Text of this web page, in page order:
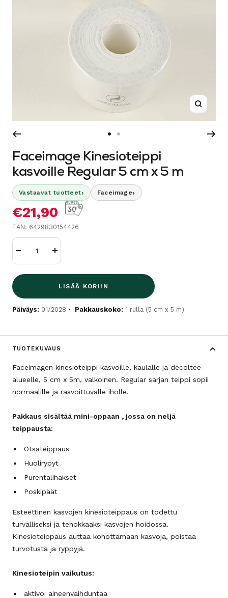
sivulle
sivulle
Faceimage Kinesioteippi
kasvoille Regular 5 cm x 5 m
Vastaavat tuotteet› Faceimage›
Alennushinta
€21,90
EAN: 6429830154426
LISÄÄ KORIIN
Päiväys: 01/2028 Pakkauskoko: 1 rulla (5 cm x 5 m)
TUOTEKUVAUS
Faceimagen kinesioteippi kasvoille, kaulalle ja decoltee-
alueelle, 5 cm x 5m, valkoinen. Regular sarjan teippi sopii
normaalille ja rasvoittuvalle iholle.
Pakkaus sisältää mini-oppaan , jossa on neljä
teippausta:
Otsateippaus
Huolirypyt
Purentalihakset
Poskipäät
Esteettinen kasvojen kinesioteippaus on todettu
turvalliseksi ja tehokkaaksi kasvojen hoidossa.
Kinesioteippaus auttaa kohottamaan kasvoja, poistaa
turvotusta ja ryppyjä.
Kinesioteipin vaikutus:
aktivoi aineenvaihduntaa